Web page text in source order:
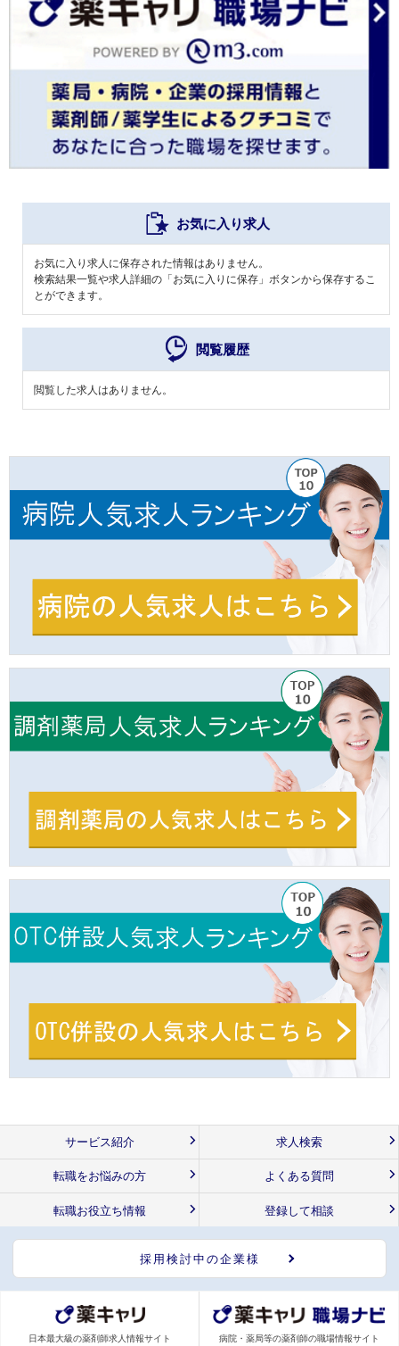
お気に入り求人
お気に入り求人に保存された情報はありません。
検索結果一覧や求人詳細の「お気に入りに保存」ボタンから保存するこ
とができます。
閲覧履歴
閲覧した求人はありません。
サービス紹介 求人検索
転職をお悩みの方 よくある質問
転職お役立ち情報 登録して相談
採用検討中の企業様
日本最大級の薬剤師求人情報サイト 病院・薬局等の薬剤師の職場情報サイト